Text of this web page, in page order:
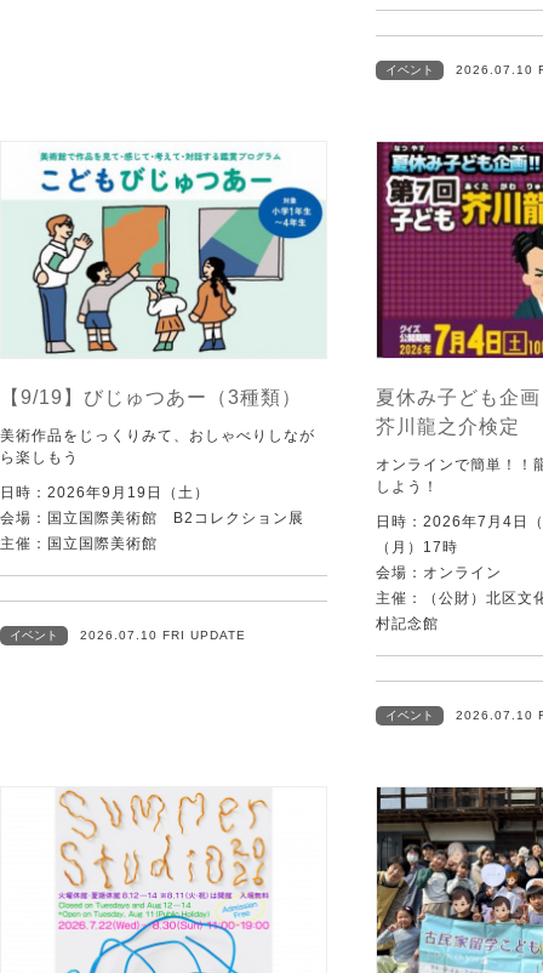
イベント 2026.07.10
【9/19】びじゅつあー（3種類）
美術作品をじっくりみて、おしゃべりしなが
ら楽しもう
日時：2026年9月19日（土）
会場：国立国際美術館 B2コレクション展
主催：国立国際美術館
イベント 2026.07.10 FRI UPDATE
夏休み子ども企
芥川龍之介検定
オンラインで簡単！！
しよう！
日時：2026年7月4日
（月）17時
会場：オンライン
主催：（公財）北区
村記念館
イベント 2026.07.10